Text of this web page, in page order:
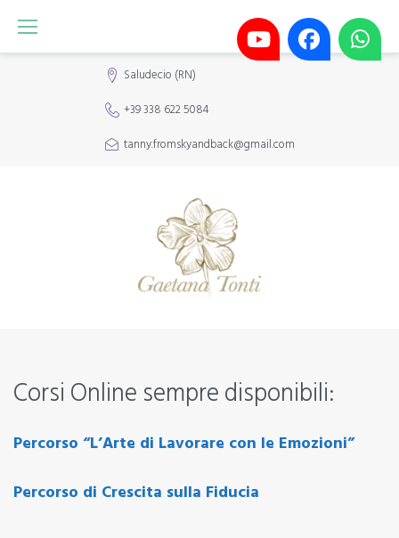
Saludecio (RN)
+39 338 622 5084
tanny.fromskyandback@gmail.com
Eventi,
Workshop
e
Corsi
Corsi Online sempre disponibili:
Percorso “L’Arte di Lavorare con le Emozioni”
Percorso di Crescita sulla Fiducia